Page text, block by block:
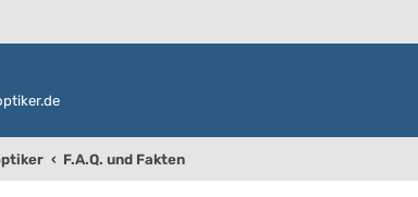
F.A.Q. und Fakten